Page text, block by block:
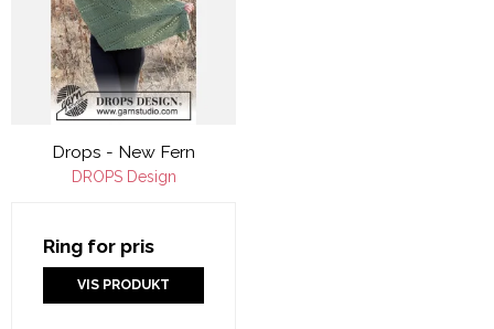
Drops - New Fern
DROPS Design
Ring for pris
VIS PRODUKT